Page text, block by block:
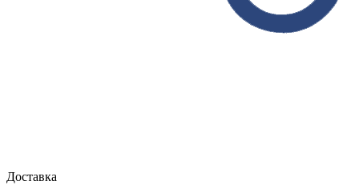
Доставка